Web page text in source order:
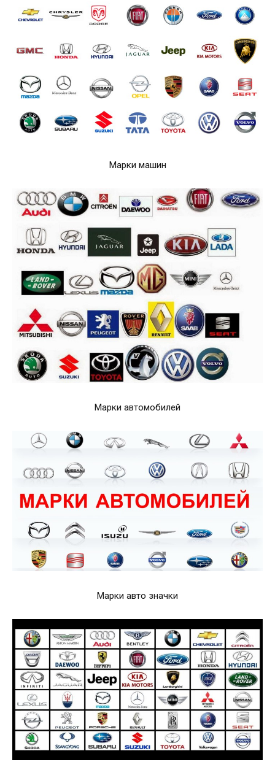
Марки машин
Марки автомобилей
Марки авто значки